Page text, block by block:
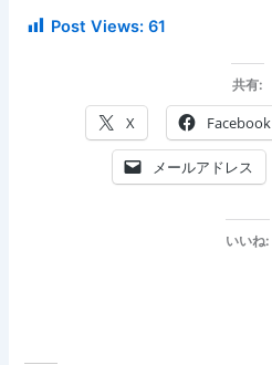
Post Views: 61
共有:
X Facebook
メールアドレス
いいね: